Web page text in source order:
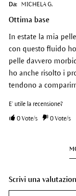
Da: MICHELA G.
Ottima base
In estate la mia
con questo fluido
pelle davvero
ho anche risolto i
tendono a
E' utile la recensione?
0Vote/s 0Vote/s
Scrivi una